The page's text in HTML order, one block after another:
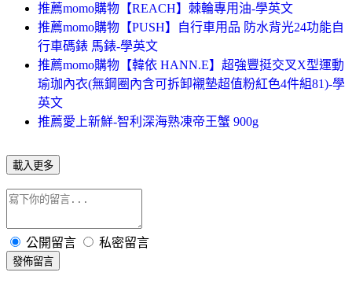
推薦momo購物【REACH】棘輪專用油-學英文
推薦momo購物【PUSH】自行車用品 防水背光24功能自
行車碼錶 馬錶-學英文
推薦momo購物【韓依 HANN.E】超強豐挺交叉X型運動
瑜珈內衣(無鋼圈內含可拆卸襯墊超值粉紅色4件組81)-學
英文
推薦愛上新鮮-智利深海熟凍帝王蟹 900g
載入更多
公開留言 私密留言
發佈留言